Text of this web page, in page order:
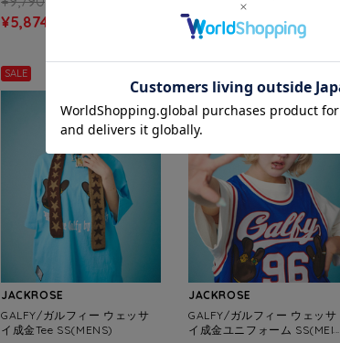
¥5,874
(税込)
¥5,874 (税込) 40%
SALE
JACKROSE
GALFY/ガルフィー ウェッサ
イ成金Tee SS(MENS)
JACKROSE
GALFY/ガルフィー ウェッサ
イ成金ユニフォーム SS(MEN